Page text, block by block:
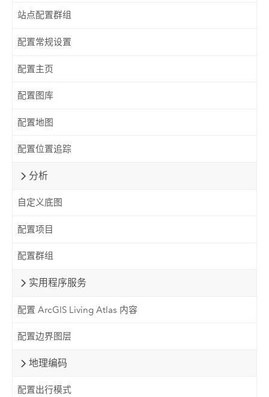
站点配置群组
配置常规设置
配置主页
配置图库
配置地图
配置位置追踪
分析
自定义底图
配置项目
配置群组
实用程序服务
配置 ArcGIS Living Atlas 内容
配置边界图层
地理编码
配置出行模式